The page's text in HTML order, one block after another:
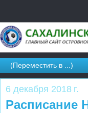
6 декабря 2018 г.
Расписание